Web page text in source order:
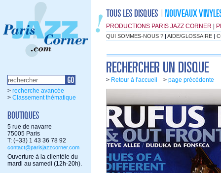
PRODUCTIONS PARIS JAZZ CORNER
QUI SOMMES-NOUS ? | AIDE/GLOSSAIRE |
> recherche avancée
> Classement thématique
5 rue de navarre
75005 Paris
T: (+33) 1 43 36 78 92
contact@parisjazzcorner.com
Ouverture à la clientèle du
mardi au samedi (12h-20h).
> Retour à l'accueil > page précédente